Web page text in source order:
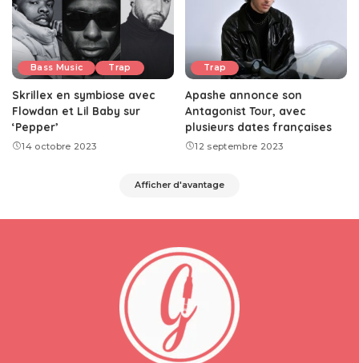
Bass Music Trap
Skrillex en symbiose avec
Flowdan et Lil Baby sur
‘Pepper’
14 octobre 2023
Trap
Apashe annonce son
Antagonist Tour, avec
plusieurs dates françaises
12 septembre 2023
Afficher d'avantage